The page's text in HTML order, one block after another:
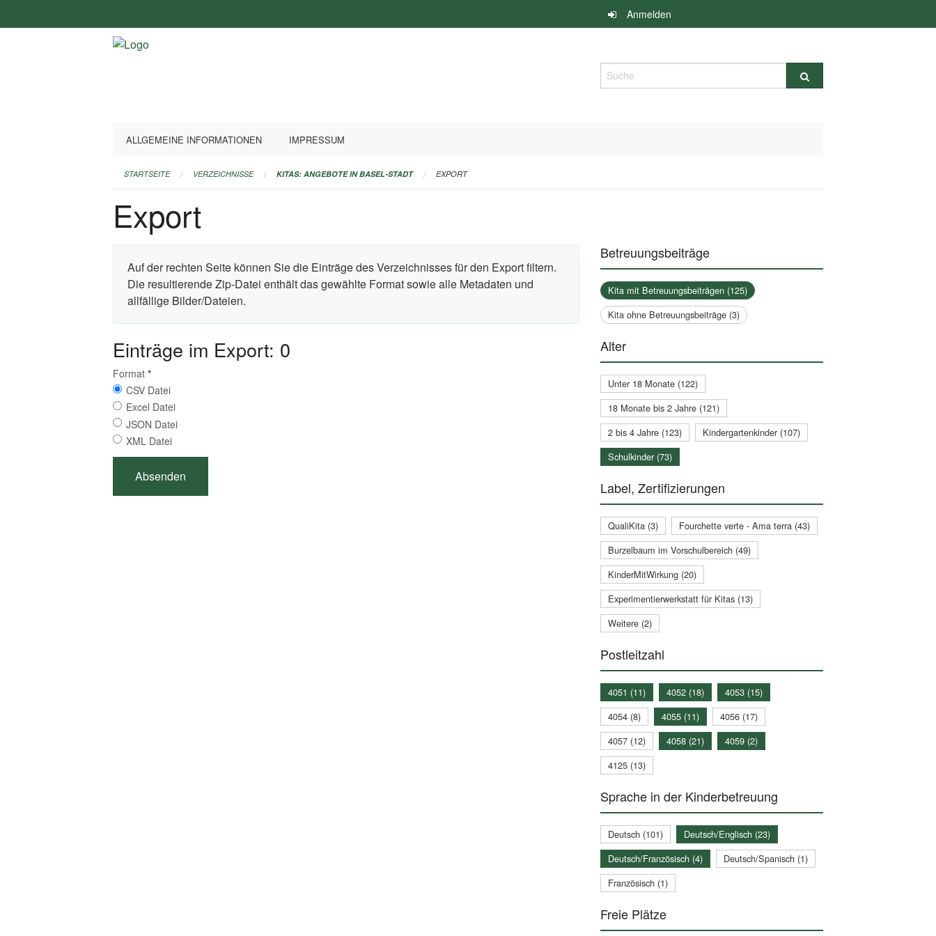
überspringen
Anmelden
Suche
ALLGEMEINE INFORMATIONEN IMPRESSUM
STARTSEITE VERZEICHNISSE KITAS: ANGEBOTE IN BASEL-STADT EXPORT
Export
Auf der rechten Seite können Sie die Einträge des Verzeichnisses für den Export filtern.
Die resultierende Zip-Datei enthält das gewählte Format sowie alle Metadaten und
allfällige Bilder/Dateien.
Einträge im Export: 0
Format *
CSV Datei
Excel Datei
JSON Datei
XML Datei
Betreuungsbeiträge
Kita mit Betreuungsbeiträgen (125)
Kita ohne Betreuungsbeiträge (3)
Alter
Unter 18 Monate (122)
18 Monate bis 2 Jahre (121)
2 bis 4 Jahre (123)
Kindergartenkinder (107)
Schulkinder (73)
Label, Zertifizierungen
QualiKita (3)
Fourchette verte - Ama terra (43)
Burzelbaum im Vorschulbereich (49)
KinderMitWirkung (20)
Experimentierwerkstatt für Kitas (13)
Weitere (2)
Postleitzahl
4051 (11) 4052 (18)
4053 (15)
4054 (8)
4055 (11)
4056 (17)
4057 (12)
4058 (21)
4059 (2)
4125 (13)
Sprache in der Kinderbetreuung
Deutsch (101)
Deutsch/Englisch (23)
Deutsch/Französisch (4)
Deutsch/Spanisch (1)
Französisch (1)
Freie Plätze